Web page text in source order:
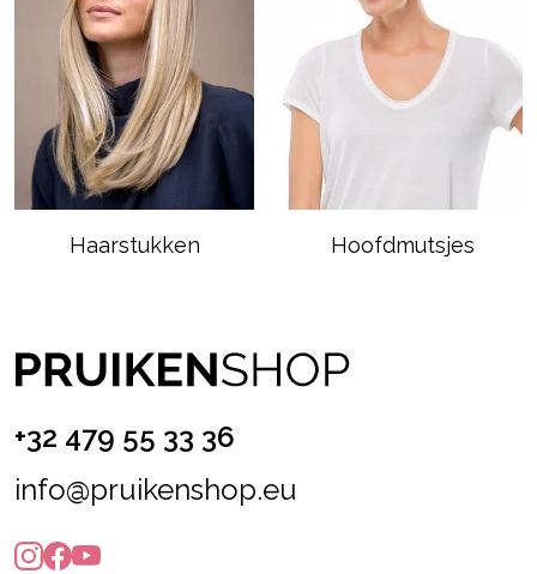
Haarstukken Hoofdmutsjes
+32 479 55 33 36
info@pruikenshop.eu